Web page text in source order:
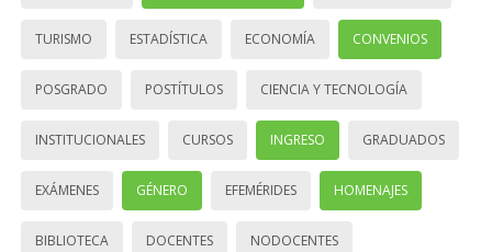
TURISMO ESTADÍSTICA ECONOMÍA CONVENIOS
POSGRADO POSTÍTULOS CIENCIA Y TECNOLOGÍA
INSTITUCIONALES CURSOS INGRESO GRADUADOS
EXÁMENES GÉNERO EFEMÉRIDES HOMENAJES
BIBLIOTECA DOCENTES NODOCENTES